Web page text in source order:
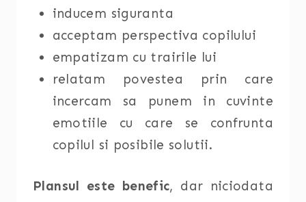
inducem siguranta
acceptam perspectiva copilului
empatizam cu trairile lui
relatam povestea prin care
incercam sa punem in cuvinte
emotiile cu care se confrunta
copilul si posibile solutii.
Plansul este benefic, dar niciodata